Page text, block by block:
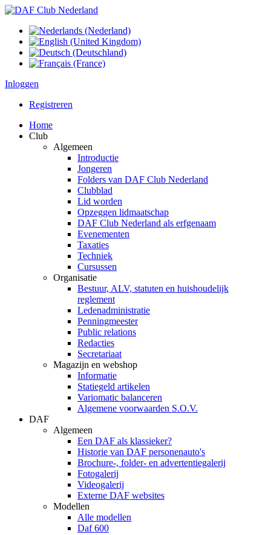
Inloggen
Registreren
Home
Club
Algemeen
Introductie
Jongeren
Folders van DAF Club Nederland
Clubblad
Lid worden
Opzeggen lidmaatschap
DAF Club Nederland als erfgenaam
Evenementen
Taxaties
Techniek
Cursussen
Organisatie
Bestuur, ALV, statuten en huishoudelijk
reglement
Ledenadministratie
Penningmeester
Public relations
Redacties
Secretariaat
Magazijn en webshop
Informatie
Statiegeld artikelen
Variomatic balanceren
Algemene voorwaarden S.O.V.
DAF
Algemeen
Een DAF als klassieker?
Historie van DAF personenauto's
Brochure-, folder- en advertentiegalerij
Fotogalerij
Videogalerij
Externe DAF websites
Modellen
Alle modellen
Daf 600